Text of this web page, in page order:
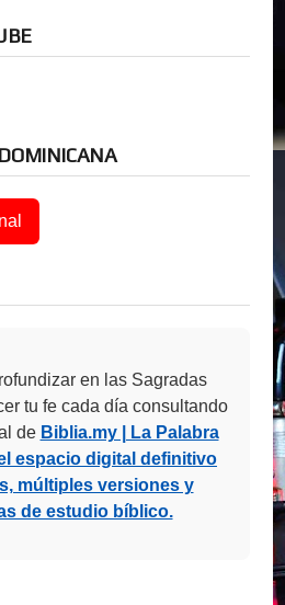
en las Sagradas
tu fe cada día consultando
de Biblia.my | La Palabra
espacio digital definitivo
múltiples versiones y
de estudio bíblico.